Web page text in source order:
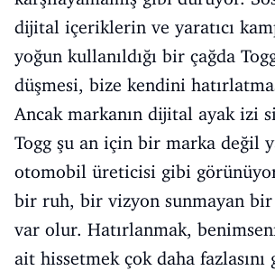
dijital içeriklerin ve yaratıcı
yoğun kullanıldığı bir çağda
düşmesi, bize kendini
Ancak markanın dijital ayak izi
Togg şu an için bir marka değil
otomobil üreticisi gibi
bir ruh, bir vizyon sunmayan bir
var olur. Hatırlanmak,
ait hissetmek çok daha